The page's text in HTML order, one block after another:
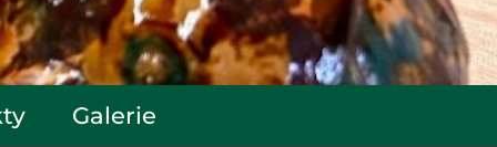
Galerie